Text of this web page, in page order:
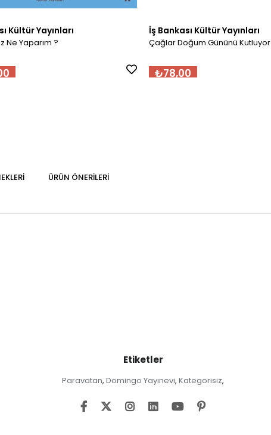
Kültür Yayınları
Ne Yaparım ?
İş Bankası Kültür Yayınları
Çağlar Doğum Gününü Kutluyor
₺78,00
ÜRÜN ÖNERILERI
Etiketler
Paravatan, Domingo Yayınevi, Kategorisiz,